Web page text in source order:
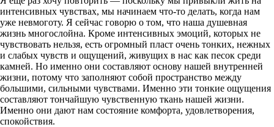
интенсивных чувствах, мы начинаем что-то делать, когда нам
уже невмоготу. Я сейчас говорю о том, что наша душевная
жизнь многослойна. Кроме интенсивных эмоций, которых не
чувствовать нельзя, есть огромный пласт очень тонких, нежных
и слабых чувств и ощущений, живущих в нас как песок среди
камней. Но именно они составляют основу нашей внутренней
жизни, потому что заполняют собой пространство между
большими, сильными чувствами. Именно эти тонкие ощущения
составляют тончайшую чувственную ткань нашей жизни.
Именно они дают нам состояние комфорта, удовлетворения,
спокойствия.